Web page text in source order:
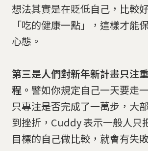
想法其實是在貶低自己，比較
「吃的健康一點」，這樣才能
心態。
第三是人們對新年新計畫只注
程。 譬如你規定自己一天要走
只專注是否完成了一萬步，大
到挫折，Cuddy 表示一般人只
目標的自己做比較，就會有失